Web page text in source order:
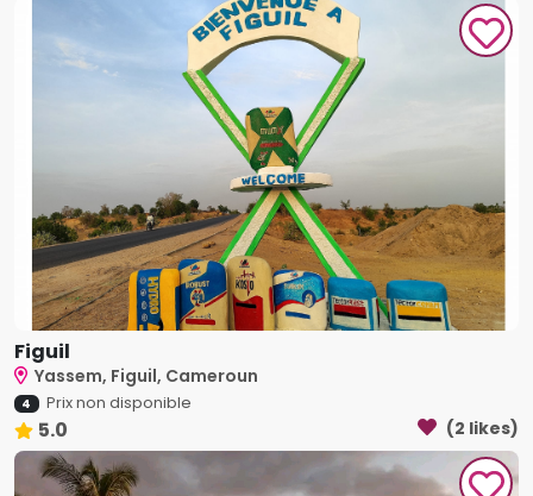
Figuil
Yassem, Figuil, Cameroun
4 Prix non disponible
5.0 (2 likes)